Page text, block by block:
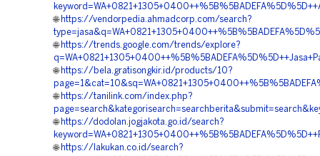
🌐 https://vendorpedia.ahmadcorp.com/search?
🌐 https://trends.google.com/trends/explore?
🌐 https://bela.gratisongkir.id/products/10?
🌐 https://tanilink.com/index.php?
🌐 https://dodolan.jogjakota.go.id/search?
🌐 https://lakukan.co.id/search?